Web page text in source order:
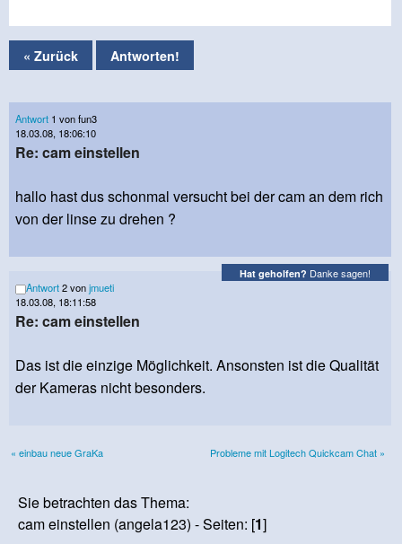
« Zurück Antworten!
Antwort 1 von fun3
18.03.08, 18:06:10
Re: cam einstellen
hallo hast dus schonmal versucht bei der cam an dem rich
von der linse zu drehen ?
Hat geholfen? Danke sagen!
Antwort2 vonjmueti
18.03.08, 18:11:58
Re: cam einstellen
Das ist die einzige Möglichkeit. Ansonsten ist die Qualität
der Kameras nicht besonders.
« einbau neue GraKa Probleme mit Logitech Quickcam Chat »
Sie betrachten das Thema:
cam einstellen (angela123) - Seiten: [1]